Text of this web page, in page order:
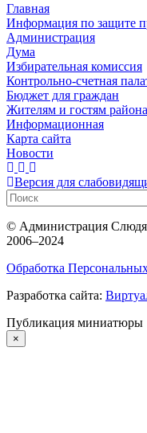
Главная
Информация по защите
Администрация
Дума
Избирательная комиссия
Контрольно-счетная
Бюджет для граждан
Жителям и гостям района
Информационная
Карта сайта
Новости
Версия для
© Администрация
2006–2024
Обработка
Разработка сайта:
Публикация миниатюры
×